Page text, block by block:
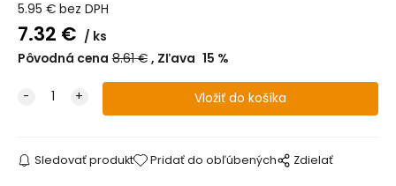
5.95 € bez DPH
7.32 €
ks
Pôvodná cena 8.61€ Zľava 15 %
Sledovať produkt Pridať do obľúbených Zdielať